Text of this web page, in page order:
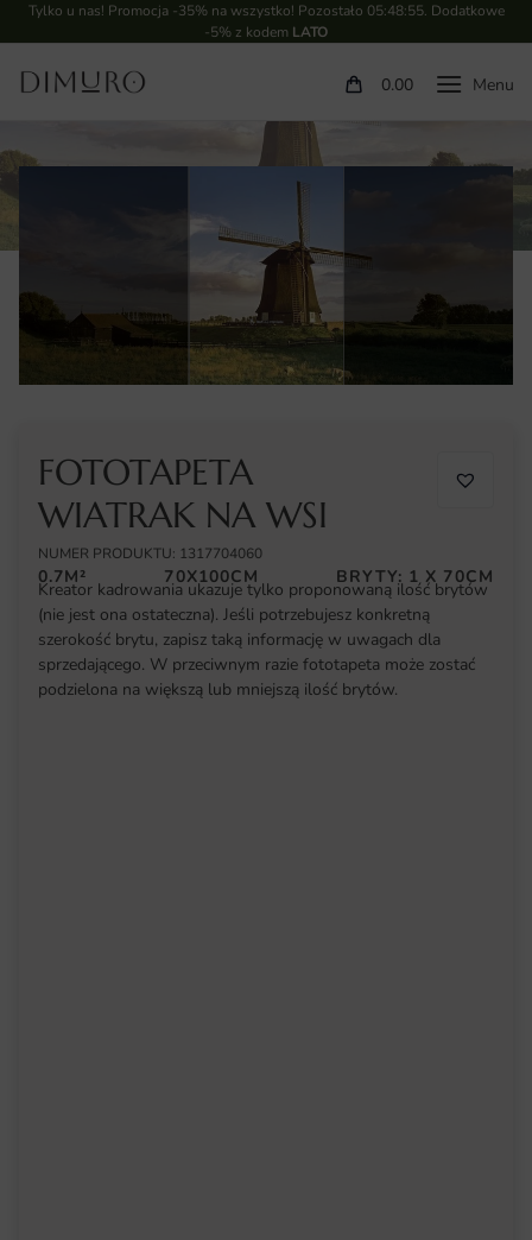
Tylko u nas! Promocja -35% na wszystko! Pozostało 05:48:54. Dodatkowe
-5% z kodem LATO
0.00
FOTOTAPETA
WIATRAK NA WSI
NUMER PRODUKTU: 1317704060
0.7M² 70X100CM BRYTY: 1 X 70CM
Kreator kadrowania ukazuje tylko proponowaną ilość brytów
(nie jest ona ostateczna). Jeśli potrzebujesz konkretną
szerokość brytu, zapisz taką informację w uwagach dla
sprzedającego. W przeciwnym razie fototapeta może zostać
podzielona na większą lub mniejszą ilość brytów.